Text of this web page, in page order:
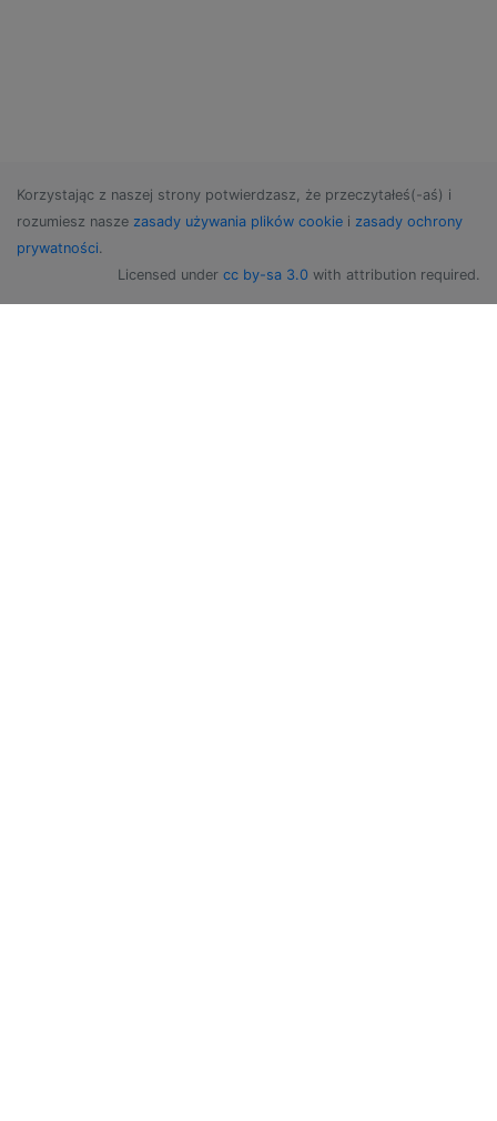
Korzystając z naszej strony potwierdzasz, że przeczytałeś(-aś) i
rozumiesz nasze zasady używania plików cookie i zasady ochrony
prywatności.
Licensed under cc by-sa 3.0 with attribution required.